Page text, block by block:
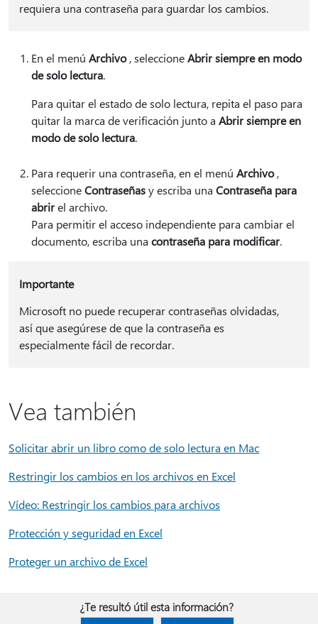
requiera una contraseña para guardar los cambios.
En el menú Archivo, seleccioneAbrir siempre en modo
de solo lectura.
Para quitar el estado de solo lectura, repita el paso para
quitar la marca de verificación junto a Abrir siempre en
modo de solo lectura.
Para requerir una contraseña, en el menú Archivo,
seleccioneContraseñasy escriba una Contraseña para
abrirel archivo.
Para permitir el acceso independiente para cambiar el
documento, escriba una contraseña para modificar.
Importante
Microsoft no puede recuperar contraseñas olvidadas,
así que asegúrese de que la contraseña es
especialmente fácil de recordar.
Vea también
Solicitar abrir un libro como de solo lectura en Mac
Restringir los cambios en los archivos en Excel
Vídeo: Restringir los cambios para archivos
Protección y seguridad en Excel
Proteger un archivo de Excel
¿Te resultó útil esta información?